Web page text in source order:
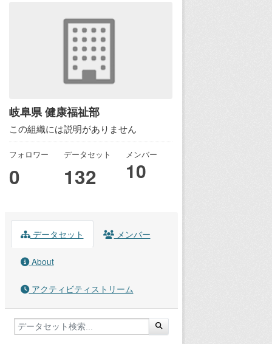
岐阜県 健康福祉部
この組織には説明がありません
フォロワー
0
データセット
132
メンバー
10
データセット メンバー
About
アクティビティストリーム